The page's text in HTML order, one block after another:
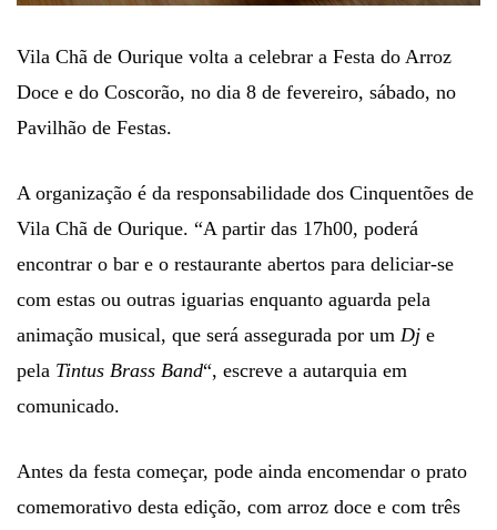
Vila Chã de Ourique volta a celebrar a Festa do Arroz
Doce e do Coscorão, no dia 8 de fevereiro, sábado, no
Pavilhão de Festas.
A organização é da responsabilidade dos Cinquentões de
Vila Chã de Ourique. “A partir das 17h00, poderá
encontrar o bar e o restaurante abertos para deliciar-se
com estas ou outras iguarias enquanto aguarda pela
animação musical, que será assegurada por um Dj e
pela Tintus Brass Band“, escreve a autarquia em
comunicado.
Antes da festa começar, pode ainda encomendar o prato
comemorativo desta edição, com arroz doce e com três